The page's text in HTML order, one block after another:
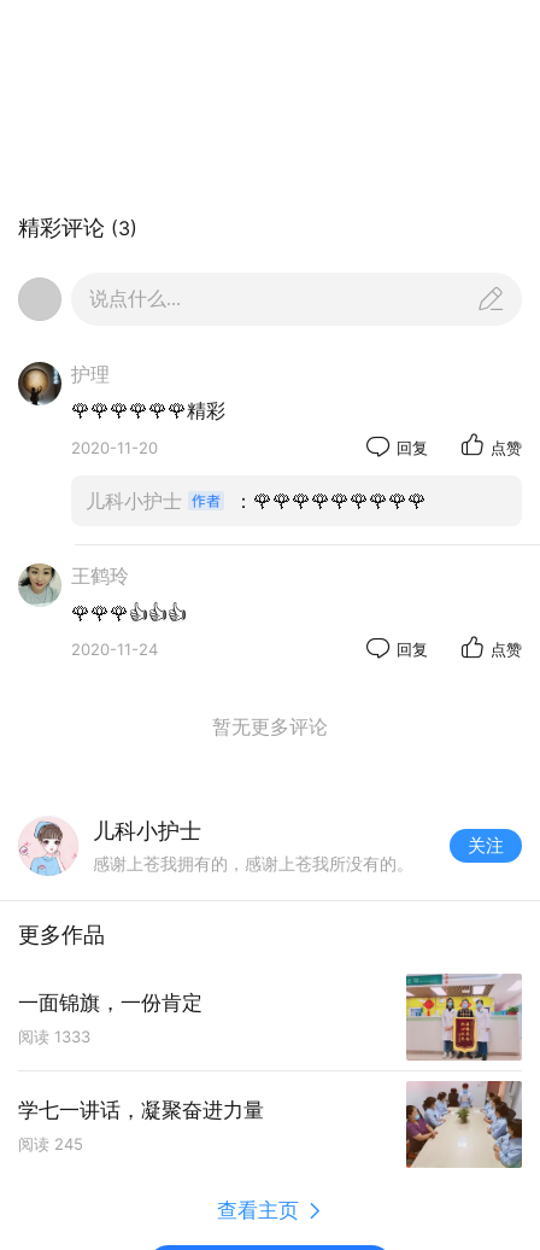
术和服务能力更加精湛，护士长和带教老师严格筛
划，并严格按照计划实施。大家加班加点，苦练基
培训，我们补足了短板，理论和技术更上了一个台
阶。
精彩评论 (3)
说点什么...
护理
🌹🌹🌹🌹🌹🌹精彩
2020-11-20 回复 点赞
儿科小护士 ：🌹🌹🌹🌹🌹🌹🌹🌹🌹
王鹤玲
🌹🌹🌹👍👍👍
2020-11-24 回复 点赞
暂无更多评论
儿科小护士
感谢上苍我拥有的，感谢上苍我所没有的。
关注
更多作品
一面锦旗，一份肯定
阅读 1333
学七一讲话，凝聚奋进力量
阅读 245
查看主页